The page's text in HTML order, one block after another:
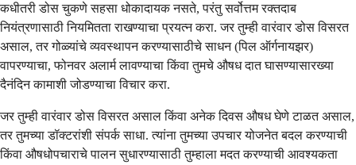
कधीतरी डोस चुकणे सहसा धोकादायक नसते, परंतु सर्वोत्तम रक्तदाब
नियंत्रणासाठी नियमितता राखण्याचा प्रयत्न करा. जर तुम्ही वारंवार डोस विसरत
असाल, तर गोळ्यांचे व्यवस्थापन करण्यासाठीचे साधन (पिल ऑर्गनायझर)
वापरण्याचा, फोनवर अलार्म लावण्याचा किंवा तुमचे औषध दात घासण्यासारख्या
दैनंदिन कामाशी जोडण्याचा विचार करा.
जर तुम्ही वारंवार डोस विसरत असाल किंवा अनेक दिवस औषध घेणे टाळत असाल,
तर तुमच्या डॉक्टरांशी संपर्क साधा. त्यांना तुमच्या उपचार योजनेत बदल करण्याची
किंवा औषधोपचाराचे पालन सुधारण्यासाठी तुम्हाला मदत करण्याची आवश्यकता